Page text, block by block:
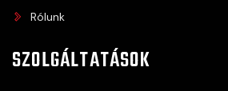
Rólunk
SZOLGÁLTATÁSOK